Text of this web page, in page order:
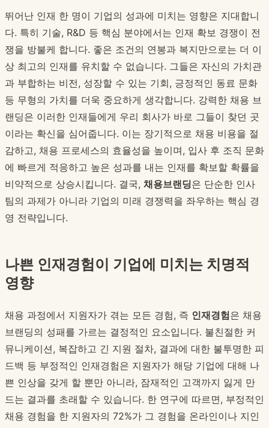
뛰어난 인재 한 명이 기업의 성과에 미치는 영향은 지대합니
다. 특히 기술, R&D 등 핵심 분야에서는 인재 확보 경쟁이 전
쟁을 방불케 합니다. 좋은 조건의 연봉과 복지만으로는 더 이
상 최고의 인재를 유치할 수 없습니다. 그들은 자신의 가치관
과 부합하는 비전, 성장할 수 있는 기회, 긍정적인 동료 문화
등 무형의 가치를 더욱 중요하게 생각합니다. 강력한 채용 브
랜딩은 이러한 인재들에게 우리 회사가 바로 그들이 찾던 곳
이라는 확신을 심어줍니다. 이는 장기적으로 채용 비용을 절
감하고, 채용 프로세스의 효율성을 높이며, 입사 후 조직 문화
에 빠르게 적응하고 높은 성과를 내는 인재를 확보할 확률을
비약적으로 상승시킵니다. 결국, 채용브랜딩은 단순한 인사
팀의 과제가 아니라 기업의 미래 경쟁력을 좌우하는 핵심 경
영 전략입니다.
나쁜 인재경험이 기업에 미치는 치명적
영향
채용 과정에서 지원자가 겪는 모든 경험, 즉 인재경험은 채용
브랜딩의 성패를 가르는 결정적인 요소입니다. 불친절한 커
뮤니케이션, 복잡하고 긴 지원 절차, 결과에 대한 불투명한 피
드백 등 부정적인 인재경험은 지원자가 해당 기업에 대해 나
쁜 인상을 갖게 할 뿐만 아니라, 잠재적인 고객까지 잃게 만
드는 결과를 초래할 수 있습니다. 한 연구에 따르면, 부정적인
채용 경험을 한 지원자의 72%가 그 경험을 온라인이나 지인